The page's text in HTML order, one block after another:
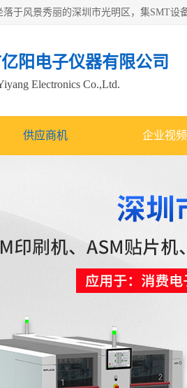
阳电子仪器有限公司
Electronics Co.,Ltd.
供应商机 企业视频